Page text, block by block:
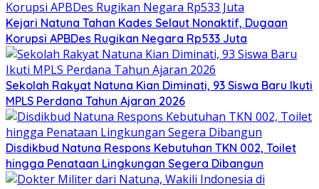
Kejari Natuna Tahan Kades Selaut Nonaktif, Dugaan
Korupsi APBDes Rugikan Negara Rp533 Juta
Sekolah Rakyat Natuna Kian Diminati, 93 Siswa Baru Ikuti
MPLS Perdana Tahun Ajaran 2026
Disdikbud Natuna Respons Kebutuhan TKN 002, Toilet
hingga Penataan Lingkungan Segera Dibangun